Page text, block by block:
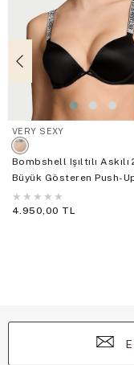
VERY SEXY
Bombshell Işıltılı Askılı
Büyük Gösteren Push-
Sütyen
★ ★ ★ ★ ★
4.950,00 TL